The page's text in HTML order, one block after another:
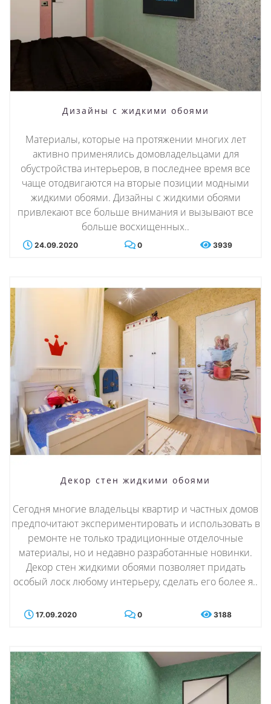
Дизайны с жидкими обоями
Материалы, которые на протяжении многих лет
активно применялись домовладельцами для
обустройства интерьеров, в последнее время все
чаще отодвигаются на вторые позиции модными
жидкими обоями. Дизайны с жидкими обоями
привлекают все больше внимания и вызывают все
больше восхищенных..
24.09.2020 0 3939
Декор стен жидкими обоями
Сегодня многие владельцы квартир и частных домов
предпочитают экспериментировать и использовать в
ремонте не только традиционные отделочные
материалы, но и недавно разработанные новинки.
Декор стен жидкими обоями позволяет придать
особый лоск любому интерьеру, сделать его более я..
17.09.2020 0 3188